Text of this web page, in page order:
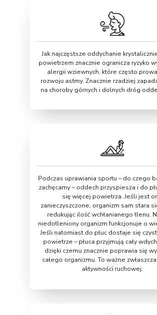
Jak najczęstsze oddychanie
powietrzem znacznie ogranicza ryzyko
alergii wziewnych, które często
rozwoju astmy. Znacznie rzadziej
na choroby górnych i dolnych dróg
Podczas uprawiania sportu – do czego
zachęcamy – oddech przyspiesza i do
się więcej powietrza. Jeśli jest
zanieczyszczone, organizm sam stara
redukując ilość wchłanianego tlenu.
niedotleniony organizm funkcjonuje o
Jeśli natomiast do płuc dostaje się
powietrze – płuca przyjmują cały
dzięki czemu znacznie poprawia się
całego organizmu. To ważne
aktywności ruchowej.